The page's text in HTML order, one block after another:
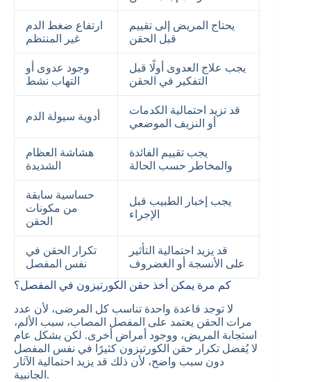
ارتفاع ضغط الدم
غير المنتظم
يحتاج المريض إلى تقييم
قبل الحقن
وجود عدوى أو
التهاب نشط
يجب علاج العدوى أولًا قبل
التفكير في الحقن
أدوية سيولة الدم
قد تزيد احتمالية الكدمات
أو النزيف الموضعي
هشاشة العظام
الشديدة
يجب تقييم الفائدة
والمخاطر حسب الحالة
حساسية سابقة
من مكونات
الحقن
يجب إخبار الطبيب قبل
الإجراء
تكرار الحقن في
نفس المفصل
قد يزيد احتمالية التأثير
على الأنسجة أو الغضروف
كم مرة يمكن أخذ حقن الكورتيزون في المفصل؟
لا توجد قاعدة واحدة تناسب كل المرضى، لأن عدد
مرات الحقن يعتمد على المفصل المصاب، سبب الألم،
استجابة المريض، ووجود أمراض أخرى. لكن بشكل عام
لا يُفضل تكرار حقن الكورتيزون كثيرًا في نفس المفصل
دون سبب واضح، لأن ذلك قد يزيد احتمالية الآثار
الجانبية.